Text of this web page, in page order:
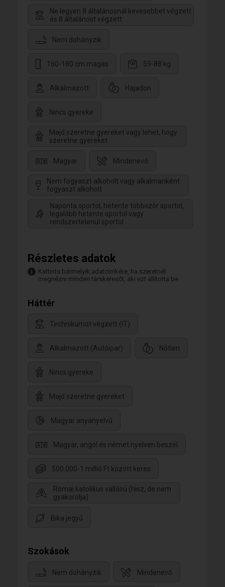
Ne legyen 8 általánosnál kevesebbet végzett
és 8 általánost végzett
Nem dohányzik
160-180 cm magas 59-88 kg
Alkalmazott Hajadon
Nincs gyereke
Majd szeretne gyereket vagy lehet, hogy
szeretne gyereket
Magyar Mindenevő
Nem fogyaszt alkoholt vagy alkalmanként
fogyaszt alkoholt
Naponta sportol, hetente többször sportol,
legalább hetente sportol vagy
rendszertelenül sportol
Részletes adatok
Kattints bármelyik adatcímkére, ha szeretnél
megnézni minden társkeresőt, aki ezt állította be.
Háttér
Technikumot végzett (IT)
Alkalmazott (Autóipar) Nőtlen
Nincs gyereke
Majd szeretne gyereket
Magyar anyanyelvű
Magyar, angol és német nyelven beszél
500.000-1 millió Ft között keres
Római katolikus vallású (hisz, de nem
gyakorolja)
Bika jegyű
Szokások
Nem dohányzik Mindenevő